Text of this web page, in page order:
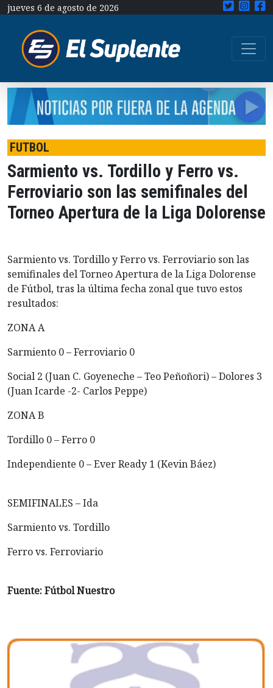
jueves 6 de agosto de 2026
FUTBOL
Sarmiento vs. Tordillo y Ferro vs.
Ferroviario son las semifinales del
Torneo Apertura de la Liga Dolorense
Sarmiento vs. Tordillo y Ferro vs. Ferroviario son las
semifinales del Torneo Apertura de la Liga Dolorense
de Fútbol, tras la última fecha zonal que tuvo estos
resultados:
ZONA A
Sarmiento 0 – Ferroviario 0
Social 2 (Juan C. Goyeneche – Teo Peñoñori) – Dolores 3
(Juan Icarde -2- Carlos Peppe)
ZONA B
Tordillo 0 – Ferro 0
Independiente 0 – Ever Ready 1 (Kevin Báez)
SEMIFINALES – Ida
Sarmiento vs. Tordillo
Ferro vs. Ferroviario
Fuente: Fútbol Nuestro